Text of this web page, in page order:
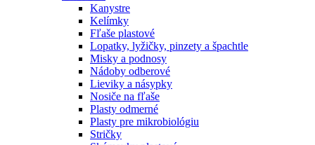
Kanystre
Kelímky
Fľaše plastové
Lopatky, lyžičky, pinzety a špachtle
Misky a podnosy
Nádoby odberové
Lieviky a násypky
Nosiče na fľaše
Plasty odmerné
Plasty pre mikrobiológiu
Stričky